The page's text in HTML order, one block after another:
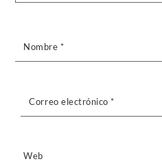
Nombre *
Correo electrónico *
Web